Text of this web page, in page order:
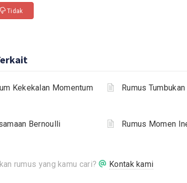
Tidak
Kekekalan Momentum
Rumus Tumbukan
Bernoulli Rumus Momen
rumus yang kamu cari? Kontak kami